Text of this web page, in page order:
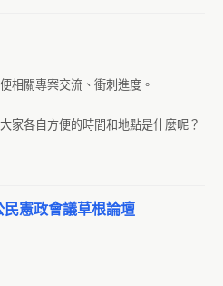
相關專案交流、衝刺進度。
家各自方便的時間和地點是什麼呢？
憲政會議草根論壇